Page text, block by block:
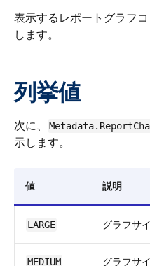
表示するレポートグラフ
します。
列挙値
次に、
示します。
値 説明
LARGE グラフサ
MEDIUM グラフサ